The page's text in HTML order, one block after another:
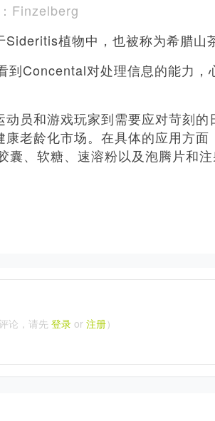
Finzelberg
植物中，也被称为希腊山茶
Concental对处理信息的能力，
员和游戏玩家到需要应对苛刻的
老龄化市场。在具体的应用方面
囊、软糖、速溶粉以及泡腾片和
论，请先登录or 注册）